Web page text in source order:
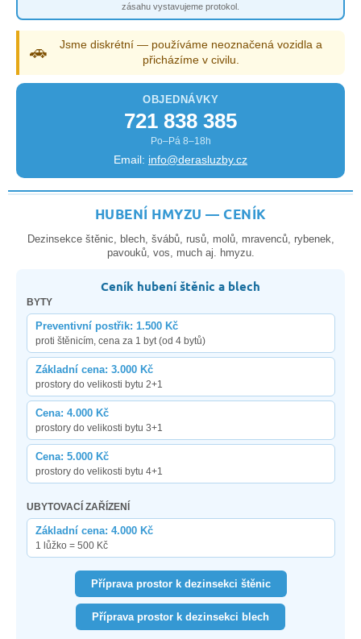
zásahu vystavujeme protokol.
🚗
Jsme diskrétní — používáme neoznačená vozidla a
přicházíme v civilu.
OBJEDNÁVKY
721 838 385
Po–Pá 8–18h
Email: info@derasluzby.cz
HUBENÍ HMYZU — CENÍK
Dezinsekce štěnic, blech, švábů, rusů, molů, mravenců, rybenek,
pavouků, vos, much aj. hmyzu.
Ceník hubení štěnic a blech
BYTY
Preventivní postřik: 1.500 Kč
proti štěnicím, cena za 1 byt (od 4 bytů)
Základní cena: 3.000 Kč
prostory do velikosti bytu 2+1
Cena: 4.000 Kč
prostory do velikosti bytu 3+1
Cena: 5.000 Kč
prostory do velikosti bytu 4+1
UBYTOVACÍ ZAŘÍZENÍ
Základní cena: 4.000 Kč
1 lůžko = 500 Kč
Příprava prostor k dezinsekci štěnic
Příprava prostor k dezinsekci blech